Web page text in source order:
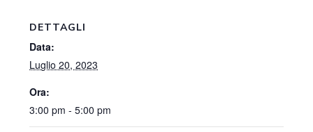
DETTAGLI
Data:
Luglio 20, 2023
Ora:
3:00 pm - 5:00 pm